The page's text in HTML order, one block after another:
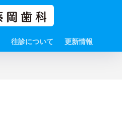
往診について 更新情報